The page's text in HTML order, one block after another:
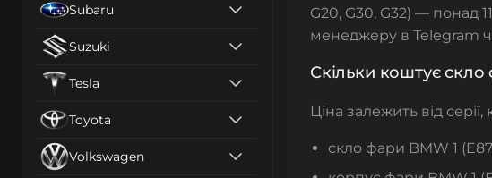
Subaru
Suzuki
Tesla
Toyota
Volkswagen
G20, G30, G32) — понад
менеджеру в Telegram
Скільки коштує
Ціна залежить від
скло фари BMW 1